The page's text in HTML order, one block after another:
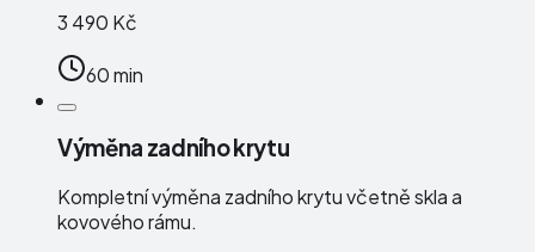
3 490 Kč
60 min
Výměna zadního krytu
Kompletní výměna zadního krytu včetně skla a
kovového rámu.